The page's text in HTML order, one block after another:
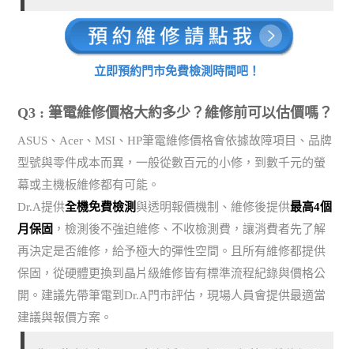
立即預約門市免費檢測時間吧！
Q3 : 筆電維修價格大約多少？維修前可以估價嗎？
ASUS、Acer、MSI、HP筆電維修價格會依據故障項目、品牌
型號與零件成本而異，一般從數百元的小修，到數千元的螢
幕或主機板維修都有可能。
Dr.A提供全機免費檢測與透明報價機制、維修後提供最高4個
月保固 ，檢測後不強迫維修、不收檢測費，讓消費者先了解
再決定是否維修，給予極大的彈性空間。且所有維修都提供
保固，從硬體更換到晶片級維修皆有標準流程紀錄與價格公
開。建議先帶筆電到Dr.A門市評估，現場人員會提供最適當
建議與報價方案。